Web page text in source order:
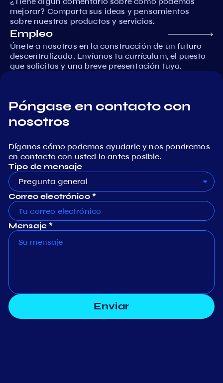
mejorar? Comparta sus ideas y pensamientos
sobre nuestros productos y servicios.
Empleo
Únete a nosotros en la construcción de un futuro
descentralizado. Envíanos tu currículum, el puesto
que solicitas y una breve presentación tuya.
Póngase en contacto con
nosotros
Díganos cómo podemos ayudarle y nos pondremos
en contacto con usted lo antes posible.
Tipo de mensaje
Pregunta general
Correo electrónico *
Mensaje *
Enviar